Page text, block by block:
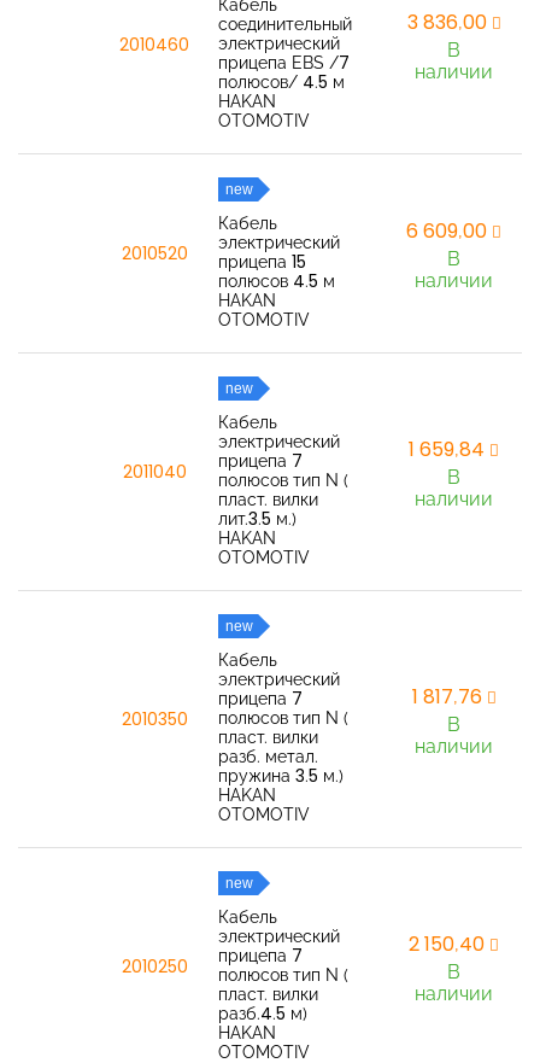
2010460
Кабель
соединительный
электрический
прицепа EBS /7
полюсов/ 4.5 м
HAKAN
OTOMOTIV
3 836,00
В
наличии
2010520
new
Кабель
электрический
прицепа 15
полюсов 4.5 м
HAKAN
OTOMOTIV
6 609,00
В
наличии
2011040
new
Кабель
электрический
прицепа 7
полюсов тип N (
пласт. вилки
лит.3.5 м.)
HAKAN
OTOMOTIV
1 659,84
В
наличии
2010350
new
Кабель
электрический
прицепа 7
полюсов тип N (
пласт. вилки
разб. метал.
пружина 3.5 м.)
HAKAN
OTOMOTIV
1 817,76
В
наличии
2010250
new
Кабель
электрический
прицепа 7
полюсов тип N (
пласт. вилки
разб.4.5 м)
HAKAN
OTOMOTIV
2 150,40
В
наличии